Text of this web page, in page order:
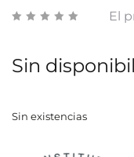
El
Sin
Sin existencias